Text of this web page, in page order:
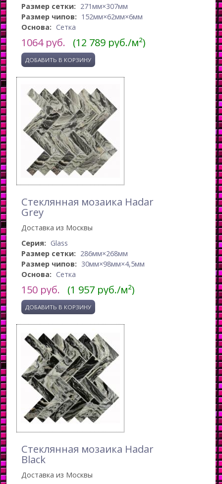
Размер сетки: 271мм×307мм
Размер чипов: 152мм×62мм×6мм
Основа: Сетка
1064руб. (12 789 руб./м²)
Стеклянная мозаика Hadar
Grey
Доставка из Москвы
Серия: Glass
Размер сетки: 286мм×268мм
Размер чипов: 30мм×98мм×4,5мм
Основа: Сетка
150 руб. (1 957 руб./м²)
Стеклянная мозаика Hadar
Black
Доставка из Москвы